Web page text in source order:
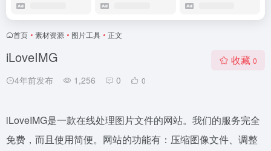
首页 • 素材资源 • 图片工具 • 正文
iLoveIMG
4年前发布 1,256 0 0
收藏 0
iLoveIMG是一款在线处理图片文件的网站。我们的服务完全
免费，而且使用简便。网站的功能有：压缩图像文件、调整